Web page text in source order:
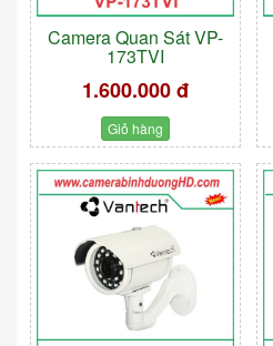
Camera Quan Sát VP-
173TVI
1.600.000 đ
Giỏ hàng